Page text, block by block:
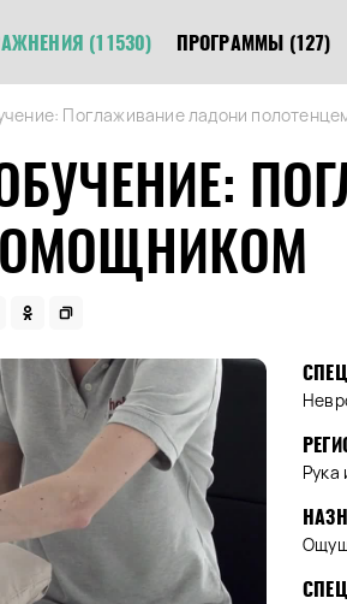
(11530) ПРОГРАММЫ (127)
Поглаживание ладони
Рука